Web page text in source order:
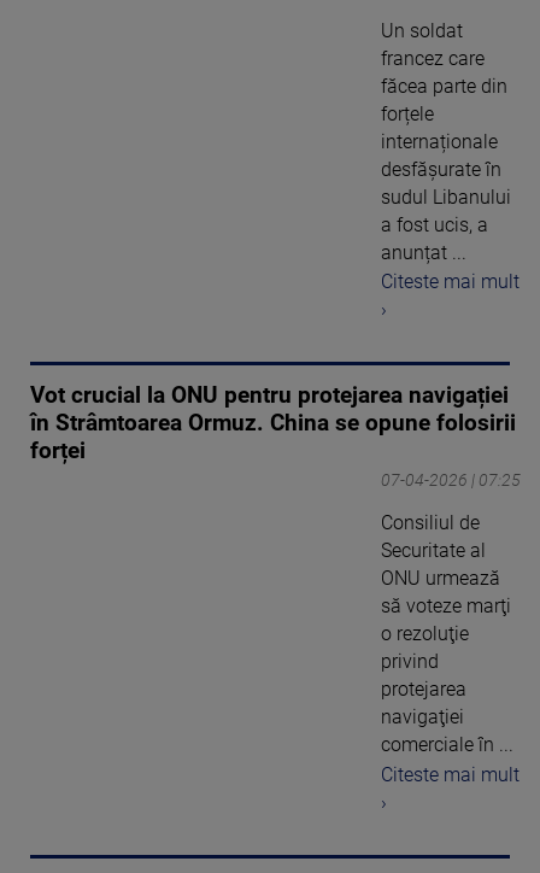
Un soldat
francez care
făcea parte din
forțele
internaționale
desfășurate în
sudul Libanului
a fost ucis, a
anunțat ...
Citeste mai mult
›
Vot crucial la ONU pentru protejarea navigației
în Strâmtoarea Ormuz. China se opune folosirii
forței
07-04-2026 | 07:25
Consiliul de
Securitate al
ONU urmează
să voteze marţi
o rezoluţie
privind
protejarea
navigaţiei
comerciale în ...
Citeste mai mult
›